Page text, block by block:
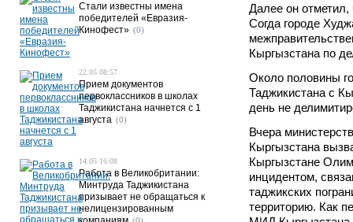
Далее он отметил,
Согда городе
Кыргызстана по
Около половины
Таджикистана с
день не
Вчера
Кыргызстана
Кыргызстане
инцидентом,
таджикских
территорию. Как
Стали известны имена
победителей «Евразия-
Кинофест» (0)
22.05 08:57
Прием документов
первоклассников в школах
Таджикистана начнется с 1
августа (0)
14.05 16:08
Работа в Великобритании:
Минтруда Таджикистана
призывает не обращаться к
нелицензированным